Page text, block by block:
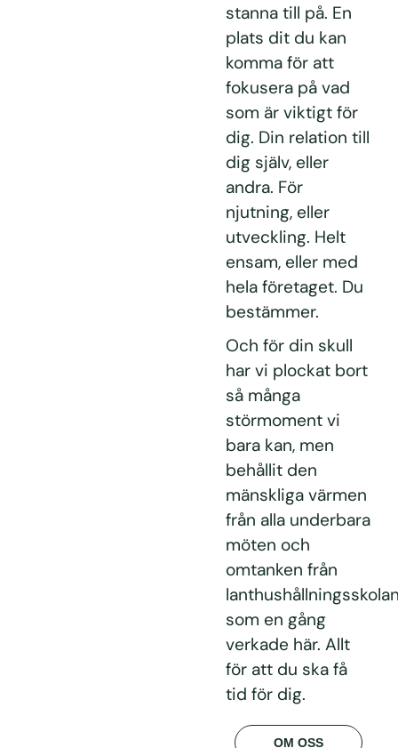
stanna till på. En
plats dit du kan
komma för att
fokusera på vad
som är viktigt för
dig. Din relation till
dig själv, eller
andra. För
njutning, eller
utveckling. Helt
ensam, eller med
hela företaget. Du
bestämmer.
Och för din skull
har vi plockat bort
så många
störmoment vi
bara kan, men
behållit den
mänskliga värmen
från alla underbara
möten och
omtanken från
som en gång
verkade här. Allt
för att du ska få
tid för dig.
OM OSS